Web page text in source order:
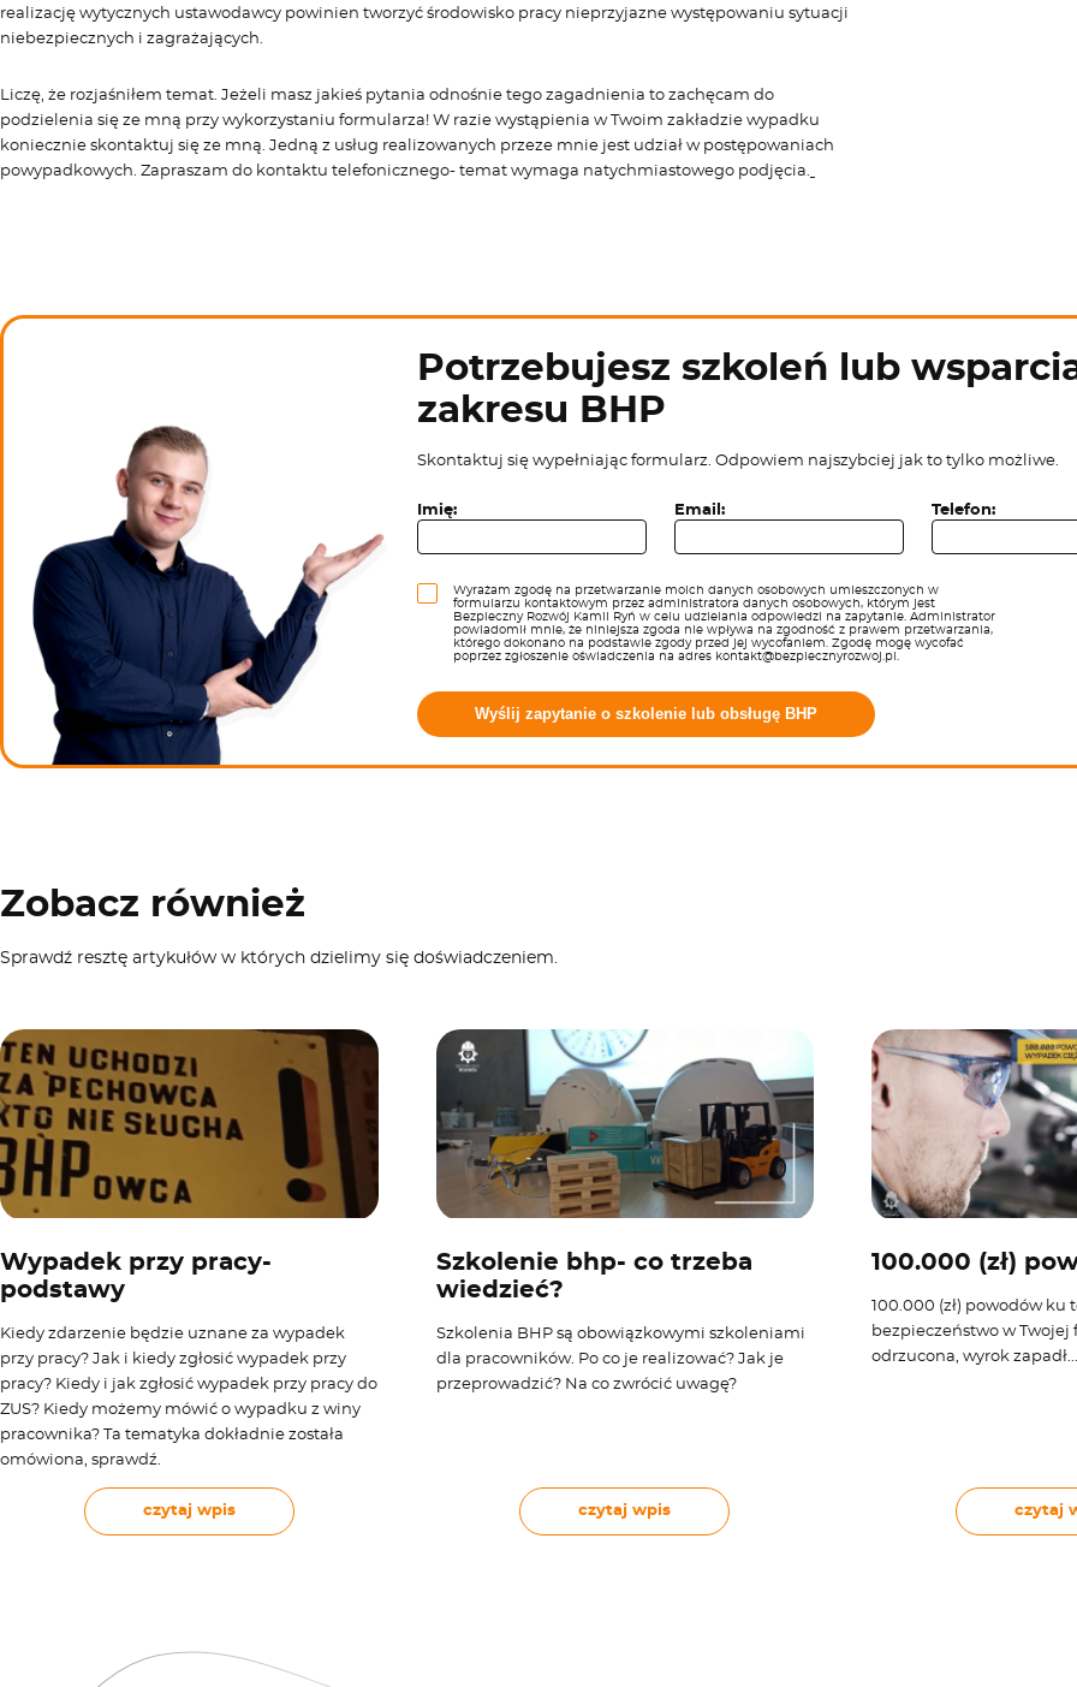
realizację wytycznych ustawodawcy powinien tworzyć środowisko pracy nieprzyjazne występowaniu sytuacji
niebezpiecznych i zagrażających.
Liczę, że rozjaśniłem temat. Jeżeli masz jakieś pytania odnośnie tego zagadnienia to zachęcam do
podzielenia się ze mną przy wykorzystaniu formularza! W razie wystąpienia w Twoim zakładzie wypadku
koniecznie skontaktuj się ze mną. Jedną z usług realizowanych przeze mnie jest udział w postępowaniach
powypadkowych. Zapraszam do kontaktu telefonicznego- temat wymaga natychmiastowego podjęcia.
Potrzebujesz szkoleń lub
zakresu BHP
Skontaktuj się wypełniając formularz. Odpowiem najszybciej jak to tylko możliwe.
Imię: Email: Telefon:
Wyrażam zgodę na przetwarzanie moich danych osobowych umieszczonych w
formularzu kontaktowym przez administratora danych osobowych, którym jest
Bezpieczny Rozwój Kamil Ryń w celu udzielania odpowiedzi na zapytanie. Administrator
powiadomił mnie, że niniejsza zgoda nie wpływa na zgodność z prawem przetwarzania,
którego dokonano na podstawie zgody przed jej wycofaniem. Zgodę mogę wycofać
poprzez zgłoszenie oświadczenia na adres kontakt@bezpiecznyrozwoj.pl.
Wyślij zapytanie o szkolenie lub obsługę BHP
Zobacz również
Sprawdź resztę artykułów w których dzielimy się doświadczeniem.
Wypadek przy pracy-
podstawy
Kiedy zdarzenie będzie uznane za wypadek
przy pracy? Jak i kiedy zgłosić wypadek przy
pracy? Kiedy i jak zgłosić wypadek przy pracy do
ZUS? Kiedy możemy mówić o wypadku z winy
pracownika? Ta tematyka dokładnie została
omówiona, sprawdź.
czytaj wpis
Szkolenie bhp- co trzeba
wiedzieć?
Szkolenia BHP są obowiązkowymi szkoleniami
dla pracowników. Po co je realizować? Jak je
przeprowadzić? Na co zwrócić uwagę?
czytaj wpis
100.000 (zł)
100.000 (zł) powodów ku
bezpieczeństwo w
odrzucona, wyrok
czytaj